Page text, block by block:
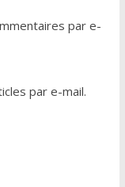
par e-
par e-mail.